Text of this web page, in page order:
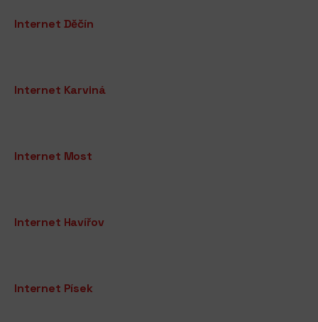
Internet Děčín
Internet Karviná
Internet Most
Internet Havířov
Internet Písek